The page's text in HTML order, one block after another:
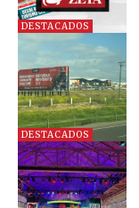
DESTACADOS
DESTACADOS